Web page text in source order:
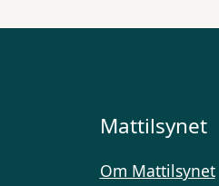
Mattilsynet
Om Mattilsynet